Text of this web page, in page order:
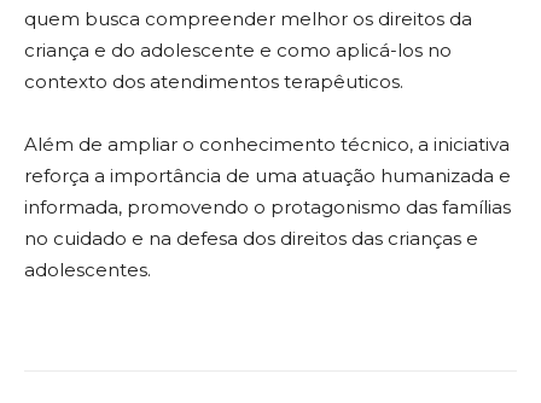
quem busca compreender melhor os direitos da
criança e do adolescente e como aplicá-los no
contexto dos atendimentos terapêuticos.
Além de ampliar o conhecimento técnico, a iniciativa
reforça a importância de uma atuação humanizada e
informada, promovendo o protagonismo das famílias
no cuidado e na defesa dos direitos das crianças e
adolescentes.